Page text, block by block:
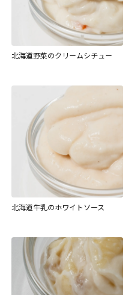
北海道野菜のクリームシチュー
北海道牛乳のホワイトソース